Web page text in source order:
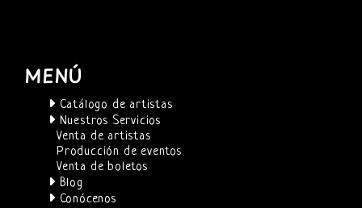
MENÚ
Catálogo de artistas
Nuestros Servicios
Venta de artistas
Producción de eventos
Venta de boletos
Blog
Conócenos